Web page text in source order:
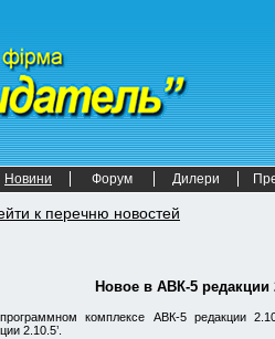
Новини Форум Дилери
к перечню новостей
Новое в АВК-5 редакции
комплексе АВК-5 редакции
2.10.5’.